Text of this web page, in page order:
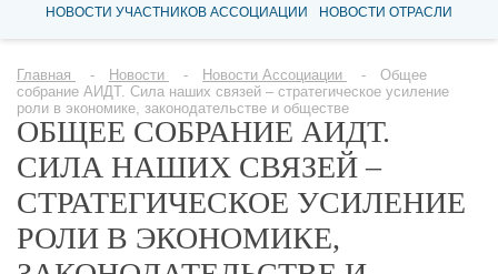
НОВОСТИ УЧАСТНИКОВ АССОЦИАЦИИ
НОВОСТИ ОТРАСЛИ
Главная Новости Новости Ассоциации
Общее
собрание АИДТ. Сила наших связей – стратегическое усиление
роли в экономике, законодательстве и обществе
ОБЩЕЕ СОБРАНИЕ АИДТ.
СИЛА НАШИХ СВЯЗЕЙ –
СТРАТЕГИЧЕСКОЕ УСИЛЕНИЕ
РОЛИ В ЭКОНОМИКЕ,